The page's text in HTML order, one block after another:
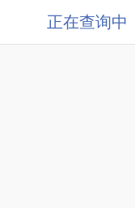
正在查询中